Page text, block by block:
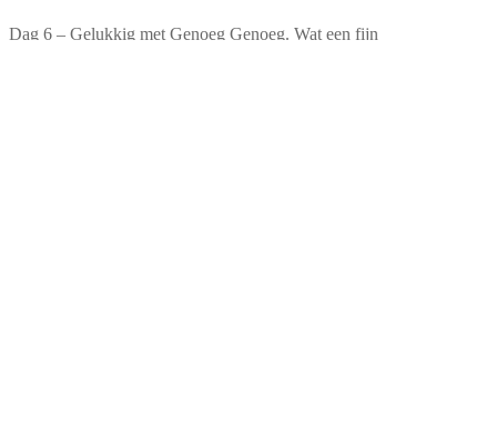
Dag 6 – Gelukkig met Genoeg Genoeg. Wat een fijn